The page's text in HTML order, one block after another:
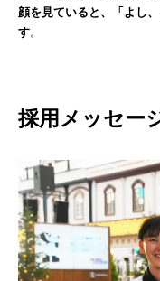
顔を見ていると、「よし
す。
採用メッセー